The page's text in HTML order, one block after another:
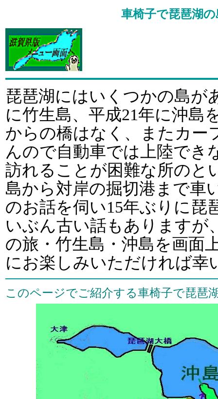
車椅子で琵琶湖
琵琶湖にはいくつかの島が
に竹生島、平成21年に沖島
からの橋はなく、またカー
んので自動車では上陸でき
訪れることが困難な所のと
島から対岸の掘切港まで車
のお話を伺い15年ぶりに琵
いぶん古い話もありますが
の旅・竹生島・沖島を画面
にお楽しみいただければ幸
このページでご紹介する車椅子で琵琶